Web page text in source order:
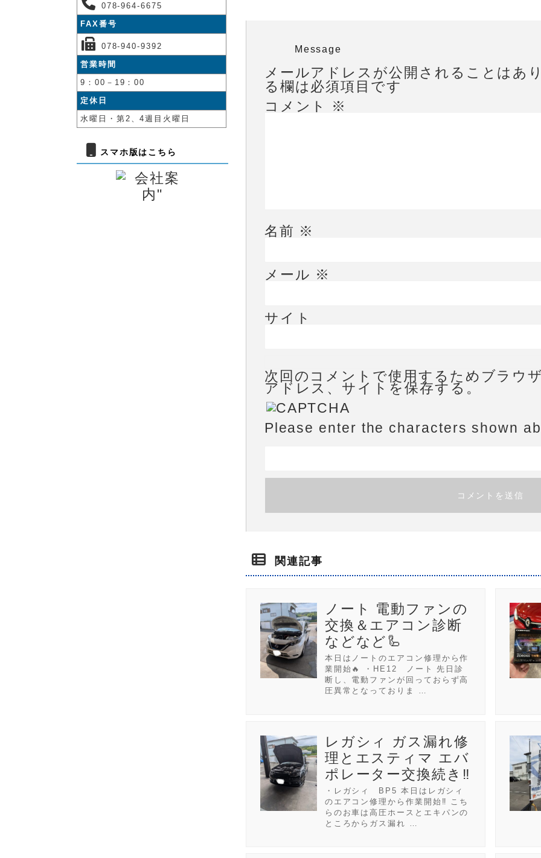
Message
メールアドレスが公開されることはあ
る欄は必須項目です
コメント
※
名前 ※
メール ※
サイト
次回のコメントで使用するためブラウ
アドレス、サイトを保存する。
Please enter the characters shown
関連記事
ノート 電動ファンの
交換＆エアコン診断
などなど🦾
本日はノートのエアコン修理から作
業開始🔥 ・HE12 ノート 先日診
断し、電動ファンが回っておらず高
圧異常となっておりま …
レガシィ ガス漏れ修
理とエスティマ エバ
ポレーター交換続き‼️
・レガシィ BP5 本日はレガシィ
のエアコン修理から作業開始‼️ こち
らのお車は高圧ホースとエキパンの
ところからガス漏れ …
078-964-6675
FAX番号
078-940-9392
営業時間
9：00－19：00
定休日
水曜日・第2、4週目火曜日
スマホ版はこちら